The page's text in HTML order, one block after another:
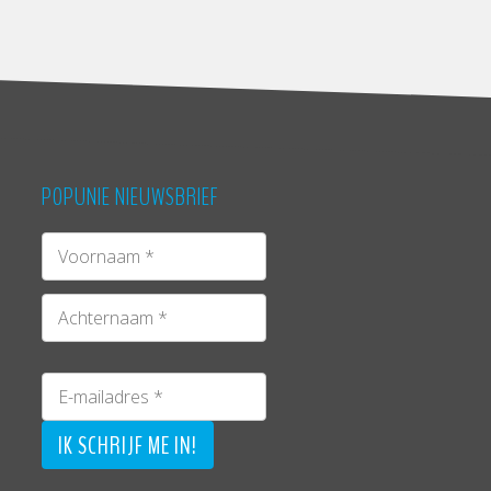
POPUNIE NIEUWSBRIEF